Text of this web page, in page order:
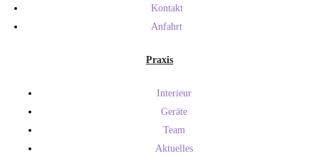
Kontakt
Anfahrt
Praxis
Interieur
Geräte
Team
Aktuelles